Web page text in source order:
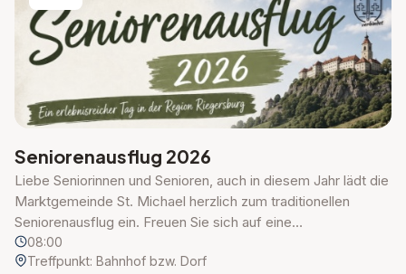
Seniorenausflug 2026
Liebe Seniorinnen und Senioren, auch in diesem Jahr lädt die
Marktgemeinde St. Michael herzlich zum traditionellen
Seniorenausflug ein. Freuen Sie sich auf eine…
08:00
Treffpunkt: Bahnhof bzw. Dorf